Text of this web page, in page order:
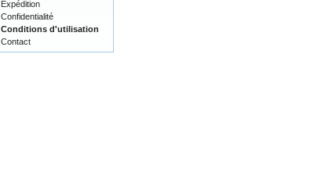
Expédition
Confidentialité
Conditions d'utilisation
Contact